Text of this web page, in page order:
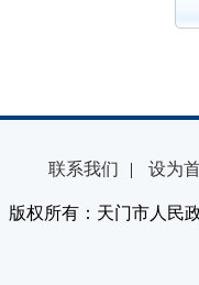
联系我们 | 设为
版权所有：天门市人